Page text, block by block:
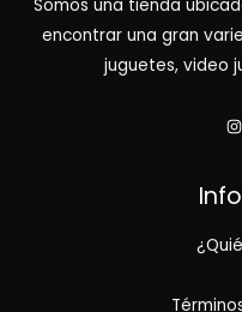
Somos una tienda
encontrar una gran
juguetes, video